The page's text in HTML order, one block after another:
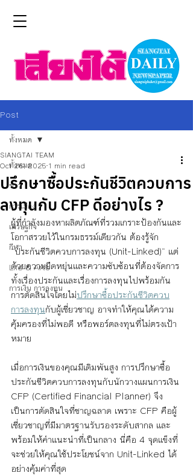
Post
ทั้งหมด
ข่าว
การเมือง
เศรษฐกิจ
กีฬา
Life & Arts
การเงิน การลงทุน
ทั้งหมด
ปรึกษาซื้อประกันชีวิตควบการ
ลงทุนกับ CFP ดีอย่างไร ?
SIANGTAI TEAM
Oct 26, 2025 1 min read
ผู้ที่กำลังมองหาผลิตภัณฑ์ที่รวมเกราะป้องกันและ
โอกาสรวยไว้ในกรมธรรม์เดียวกัน ต้องรู้จัก
“ประกันชีวิตควบการลงทุน (Unit-Linked)” แต่
ด้วยความยืดหยุ่นและความซับซ้อนที่ต้องจัดการ
ทั้งเรื่องประกันและเรื่องการลงทุนไปพร้อมกัน
การตัดสินใจโดยไม่ปรึกษาซื้อประกันชีวิตควบ
การลงทุนกับผู้เชี่ยวชาญ อาจทำให้คุณได้ความ
คุ้มครองที่ไม่พอดี หรือพอร์ตลงทุนที่ไม่ตรงเป้า
หมาย
เมื่อการเงินของคุณมีเดิมพันสูง การปรึกษาซื้อ
ประกันชีวิตควบการลงทุนกับนักวางแผนการเงิน
CFP (Certified Financial Planner) จึง
เป็นการตัดสินใจที่ชาญฉลาด เพราะ CFP คือผู้
เชี่ยวชาญที่มีมาตรฐานรับรองระดับสากล และ
พร้อมให้คำแนะนำที่เป็นกลาง นี่คือ 4 จุดแข็งที่
จะช่วยให้คุณใช้ประโยชน์จาก Unit-Linked ได้
อย่างคุ้มค่าที่สุด